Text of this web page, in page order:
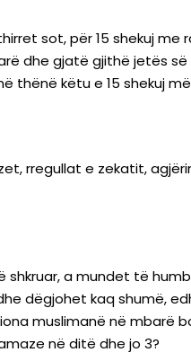
sot, për 15 shekuj
dhe gjatë gjithë jetës së
këtu e 15 shekuj
rregullat e zekatit,
a mundet të
kaq shumë,
muslimanë në mbarë
në ditë dhe jo 3?